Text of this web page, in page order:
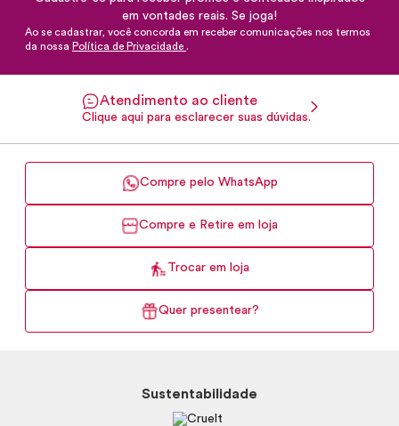
em vontades reais. Se joga!
Ao se cadastrar, você concorda em receber comunicações nos termos
da nossa Política de Privacidade .
Atendimento ao cliente
Clique aqui para esclarecer suas dúvidas.
Compre pelo WhatsApp
Compre e Retire em loja
Trocar em loja
Quer presentear?
Sustentabilidade